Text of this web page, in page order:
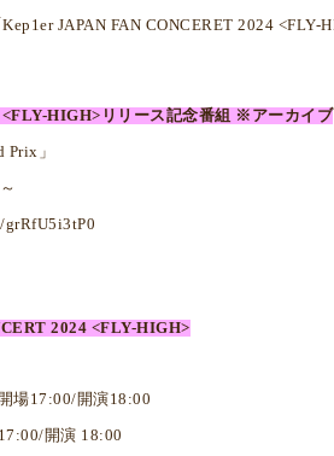
JAPAN FAN CONCERET 2024 <FLY-
HIGH>リリース記念番組 ※アーカイブ
Prix」
2024 <FLY-HIGH>
場17:00/開演18:00
開演 18:00